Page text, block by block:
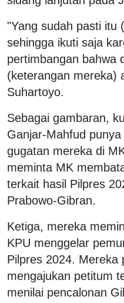
"Yang sudah pasti itu
sehingga ikuti saja
pertimbangan bahwa
(keterangan mereka)
Suhartoyo.
Sebagai gambaran,
Ganjar-Mahfud
gugatan mereka di
meminta MK
terkait hasil Pilpres
Prabowo-Gibran.
Ketiga, mereka
KPU menggelar
Pilpres 2024. Mereka
mengajukan petitum
menilai pencalonan